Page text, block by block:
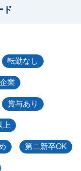
ド
転勤なし
業
賞与あり
上
第二新卒OK